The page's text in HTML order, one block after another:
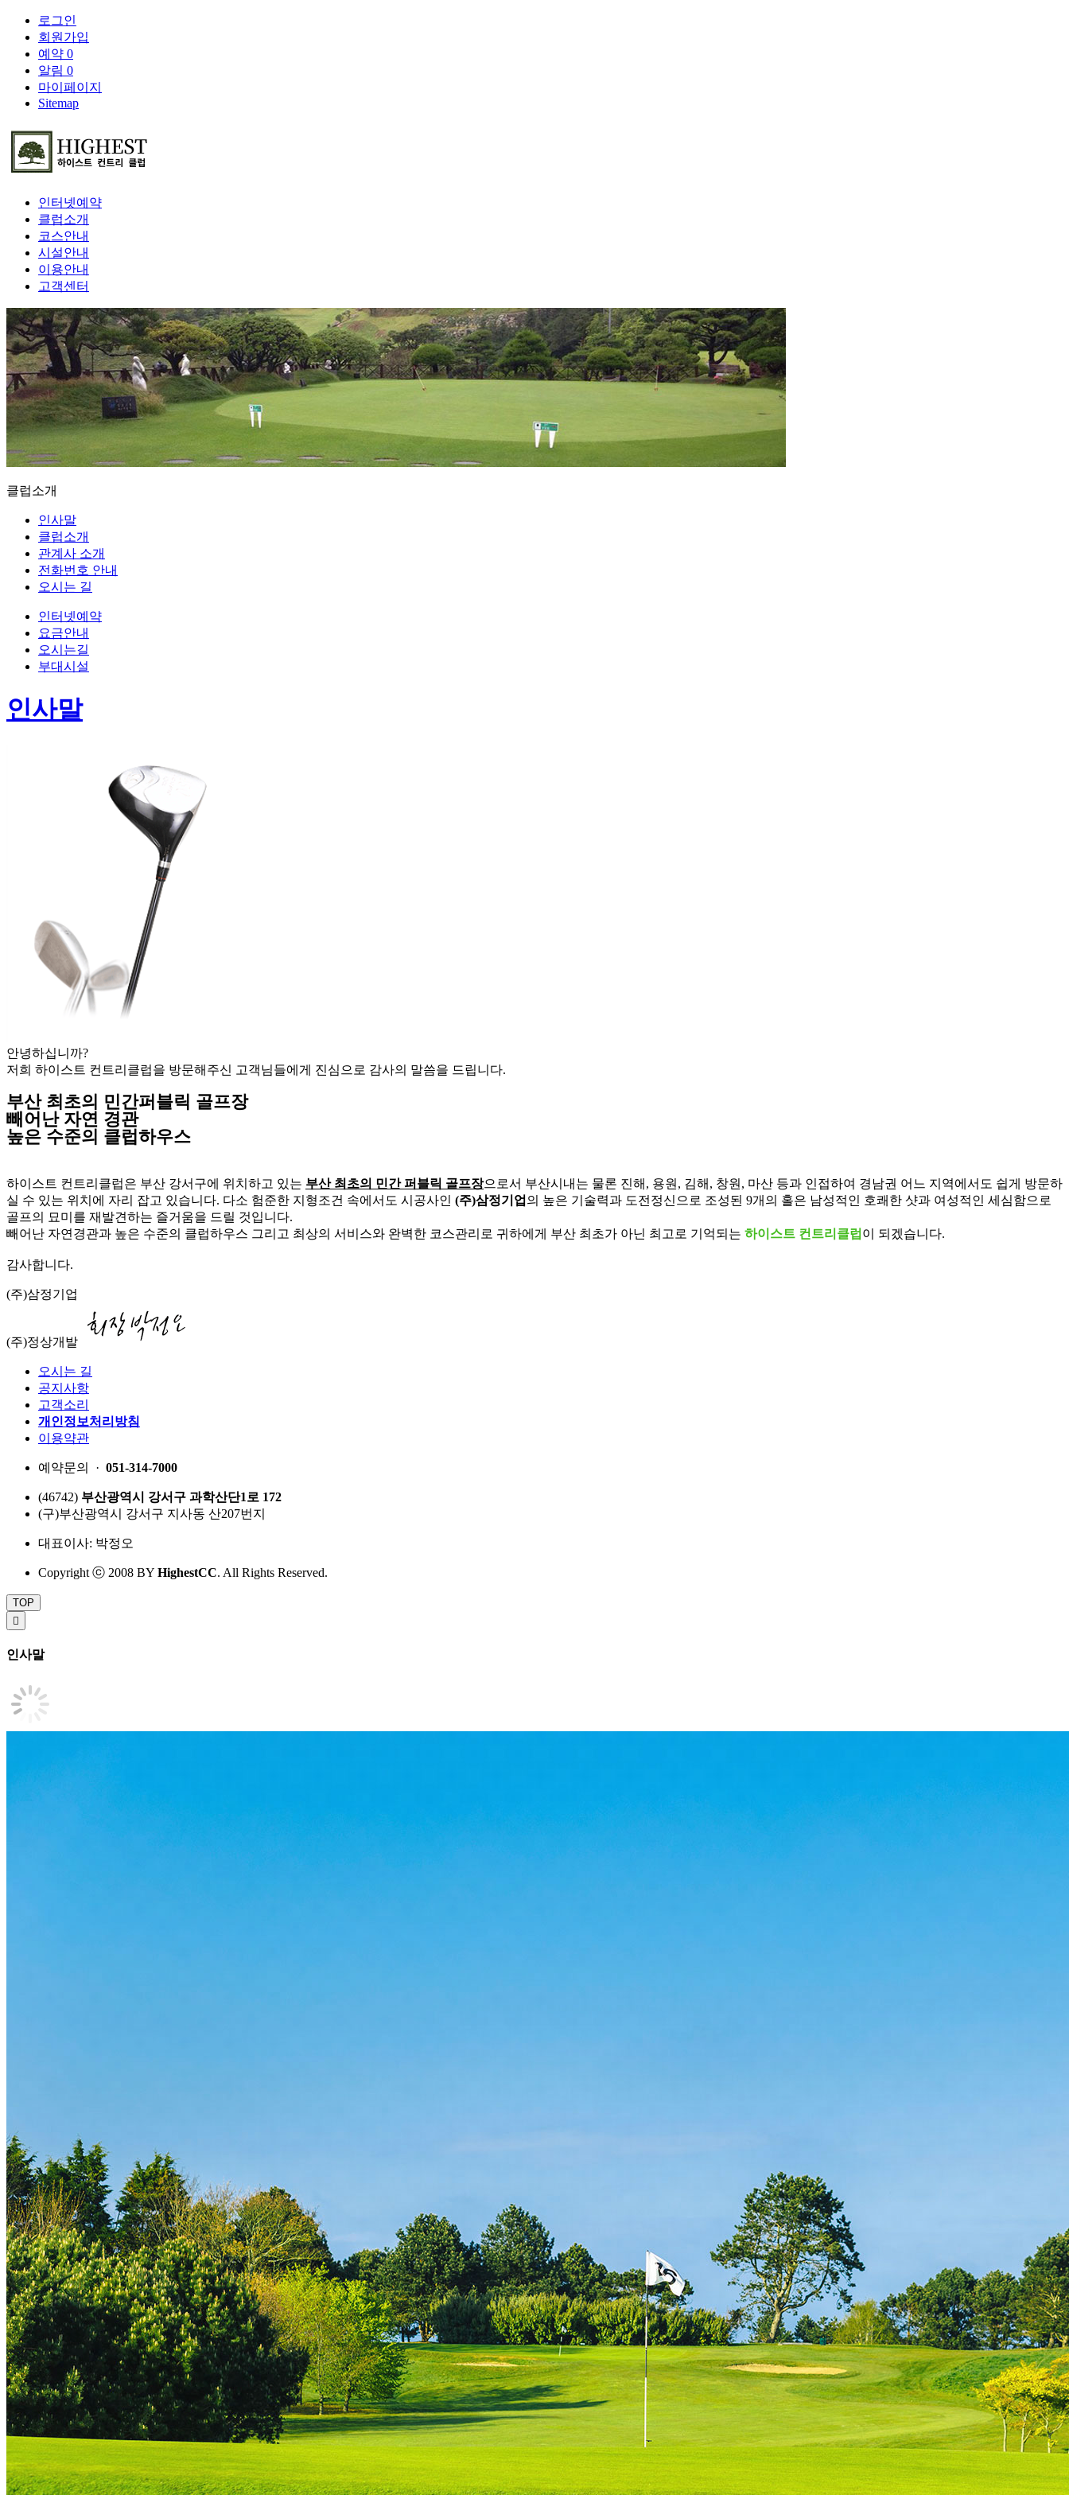
로그인
회원가입
예약 0
알림 0
마이페이지
Sitemap
인터넷예약
클럽소개
코스안내
시설안내
이용안내
고객센터
클럽소개
인사말
클럽소개
관계사 소개
전화번호 안내
오시는 길
인터넷예약
요금안내
오시는길
부대시설
인사말
안녕하십니까?
저희 하이스트 컨트리클럽을 방문해주신 고객님들에게 진심으로 감사의 말씀을 드립니다.
부산 최초의 민간퍼블릭 골프장
빼어난 자연 경관
높은 수준의 클럽하우스
하이스트 컨트리클럽은 부산 강서구에 위치하고 있는 부산 최초의 민간 퍼블릭 골프장으로서 부산시내는 물론 진해, 용원, 김해, 창원, 마산 등과 인접하여 경남권 어느 지역에서도 쉽게 방문하
실 수 있는 위치에 자리 잡고 있습니다. 다소 험준한 지형조건 속에서도 시공사인 (주)삼정기업 의 높은 기술력과 도전정신으로 조성된 9개의 홀은 남성적인 호쾌한 샷과 여성적인 세심함으로
골프의 묘미를 재발견하는 즐거움을 드릴 것입니다.
빼어난 자연경관과 높은 수준의 클럽하우스 그리고 최상의 서비스와 완벽한 코스관리로 귀하에게 부산 최초가 아닌 최고로 기억되는 하이스트 컨트리클럽 이 되겠습니다.
감사합니다.
(주)삼정기업
(주)정상개발
오시는 길
공지사항
고객소리
개인정보처리방침
이용약관
예약문의 · 051-314-7000
(46742) 부산광역시 강서구 과학산단1로 172
(구)부산광역시 강서구 지사동 산207번지
대표이사: 박정오
Copyright ⓒ 2008 BY HighestCC. All Rights Reserved.
TOP

인사말